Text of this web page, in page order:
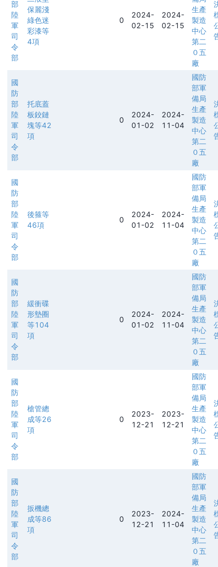
部
陸
軍
司
令
部
保麗淺
綠色迷
彩漆等
4項
0
2024-
02-15
2024-
02-15
生產
製造
中心
第二
０五
廠
國
防
部
陸
軍
司
令
部
托底蓋
板鉸鏈
塊等42
項
0
2024-
01-02
2024-
11-04
國防
部軍
備局
生產
製造
中心
第二
０五
廠
國
防
部
陸
軍
司
令
部
後箍等
46項
0
2024-
01-02
2024-
11-04
國防
部軍
備局
生產
製造
中心
第二
０五
廠
國
防
部
陸
軍
司
令
部
緩衝碟
形墊圈
等104
項
0
2024-
01-02
2024-
11-04
國防
部軍
備局
生產
製造
中心
第二
０五
廠
國
防
部
陸
軍
司
令
部
槍管總
成等26
項
0
2023-
12-21
2023-
12-21
國防
部軍
備局
生產
製造
中心
第二
０五
廠
國
防
部
陸
軍
司
令
部
扳機總
成等86
項
0
2023-
12-21
2024-
11-04
國防
部軍
備局
生產
製造
中心
第二
０五
廠